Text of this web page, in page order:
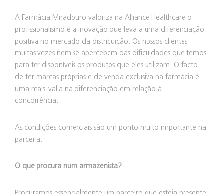
A Farmácia Miradouro valoriza na Alliance Healthcare o
profissionalismo e a inovação que leva a uma diferenciação
positiva no mercado da distribuição. Os nossos clientes
muitas vezes nem se apercebem das dificuldades que temos
para ter disponíveis os produtos que eles utilizam. O facto
de ter marcas próprias e de venda exclusiva na farmácia é
uma mais-valia na diferenciação em relação à
concorrência.
As condições comerciais são um ponto muito importante na
parceria.
O que procura num armazenista?